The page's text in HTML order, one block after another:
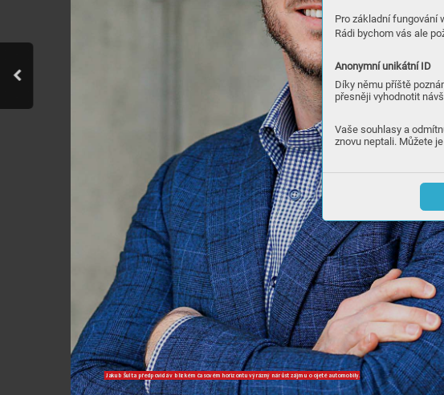
Pro základní fungování
Rádi bychom vás ale
Anonymní unikátní ID
Díky němu příště
přesněji vyhodnotit
Vaše souhlasy a
znovu neptali. Můžete
Jakub Šulta předpovídá v b lízkém ča sovém horizontu výrázný nárůst zájmu o ojeté automo bily.